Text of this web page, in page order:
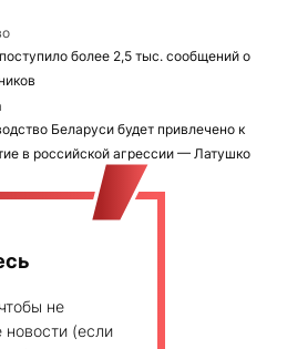
более 2,5 тыс. сообщений о
Беларуси будет привлечено к
в российской агрессии — Латушко
не
новости (если